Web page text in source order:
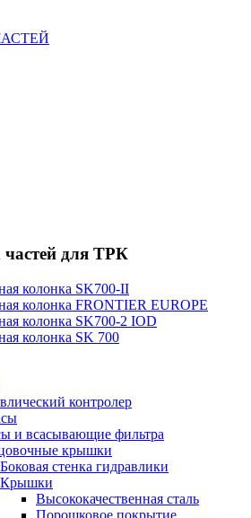
частей для ТРК
колонка SK700-II
колонка FRONTIER EUROPE
колонка SK700-2 IOD
колонка SK 700
контролер
и всасывающие фильтра
крышки
Боковая стенка гидравлики
Крышки
Высококачественная сталь
Порошковое покрытие